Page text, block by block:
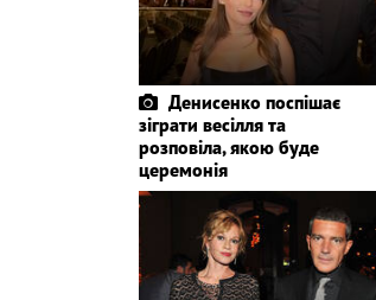
Денисенко поспішає
зіграти весілля та
розповіла, якою буде
церемонія